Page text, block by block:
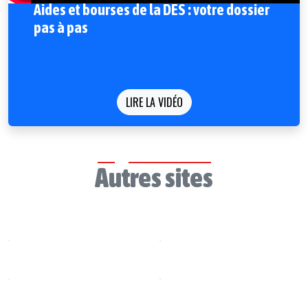
Aides et bourses de la DES : votre dossier
pas à pas
LIRE LA VIDÉO
Autres sites